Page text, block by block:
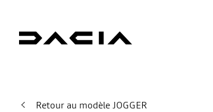
Retour au modèle JOGGER